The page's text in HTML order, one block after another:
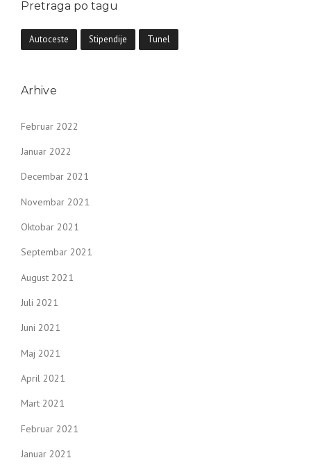
Pretraga po tagu
Autoceste Stipendije Tunel
Arhive
Februar 2022
Januar 2022
Decembar 2021
Novembar 2021
Oktobar 2021
Septembar 2021
August 2021
Juli 2021
Juni 2021
Maj 2021
April 2021
Mart 2021
Februar 2021
Januar 2021